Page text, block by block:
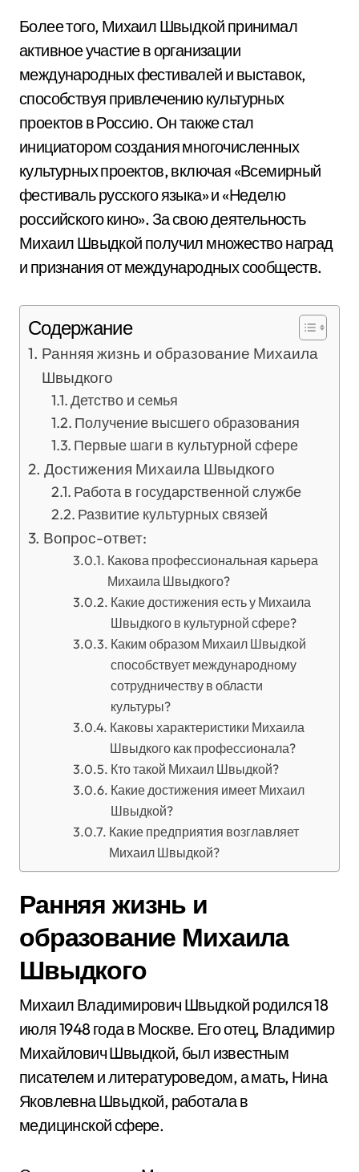
Более того, Михаил Швыдкой принимал
активное участие в организации
международных фестивалей и выставок,
способствуя привлечению культурных
проектов в Россию. Он также стал
инициатором создания многочисленных
культурных проектов, включая «Всемирный
фестиваль русского языка» и «Неделю
российского кино». За свою деятельность
Михаил Швыдкой получил множество наград
и признания от международных сообществ.
Содержание
Ранняя жизнь и образование Михаила
Швыдкого
Детство и семья
Получение высшего образования
Первые шаги в культурной сфере
Достижения Михаила Швыдкого
Работа в государственной службе
Развитие культурных связей
Вопрос-ответ:
Какова профессиональная карьера
Михаила Швыдкого?
Какие достижения есть у Михаила
Швыдкого в культурной сфере?
Каким образом Михаил Швыдкой
способствует международному
сотрудничеству в области
культуры?
Каковы характеристики Михаила
Швыдкого как профессионала?
Кто такой Михаил Швыдкой?
Какие достижения имеет Михаил
Швыдкой?
Какие предприятия возглавляет
Михаил Швыдкой?
Ранняя жизнь и
образование Михаила
Швыдкого
Михаил Владимирович Швыдкой родился 18
июля 1948 года в Москве. Его отец, Владимир
Михайлович Швыдкой, был известным
писателем и литературоведом, а мать, Нина
Яковлевна Швыдкой, работала в
медицинской сфере.